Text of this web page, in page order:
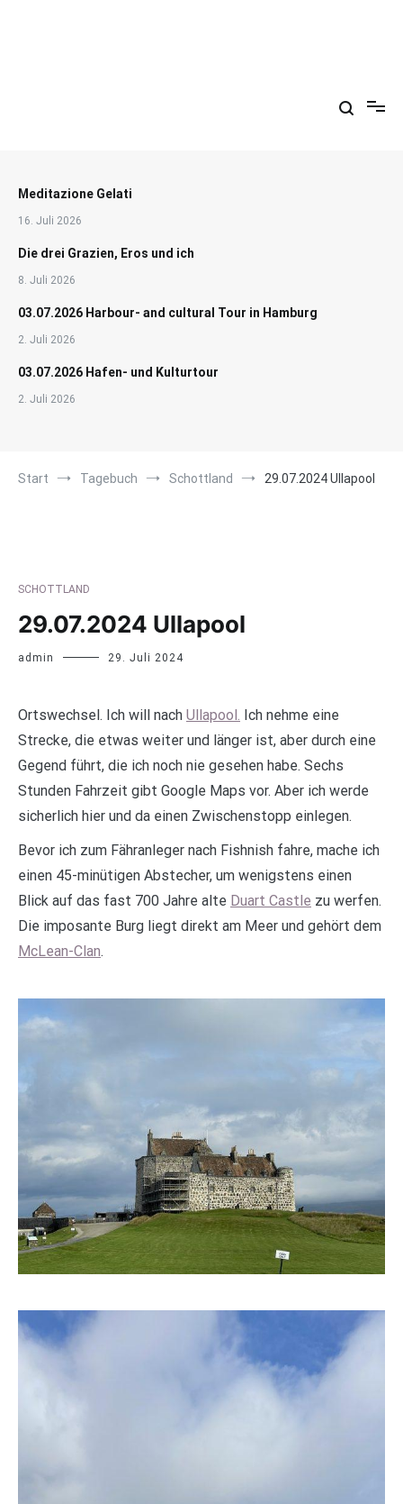
Meditazione Gelati
16. Juli 2026
Die drei Grazien, Eros und ich
8. Juli 2026
03.07.2026 Harbour- and cultural Tour in Hamburg
2. Juli 2026
03.07.2026 Hafen- und Kulturtour
2. Juli 2026
Start Tagebuch Schottland 29.07.2024 Ullapool
SCHOTTLAND
29.07.2024 Ullapool
admin 29. Juli 2024
Ortswechsel. Ich will nach Ullapool. Ich nehme eine
Strecke, die etwas weiter und länger ist, aber durch eine
Gegend führt, die ich noch nie gesehen habe. Sechs
Stunden Fahrzeit gibt Google Maps vor. Aber ich werde
sicherlich hier und da einen Zwischenstopp einlegen.
Bevor ich zum Fähranleger nach Fishnish fahre, mache ich
einen 45-minütigen Abstecher, um wenigstens einen
Blick auf das fast 700 Jahre alte Duart Castle zu werfen.
Die imposante Burg liegt direkt am Meer und gehört dem
McLean-Clan.